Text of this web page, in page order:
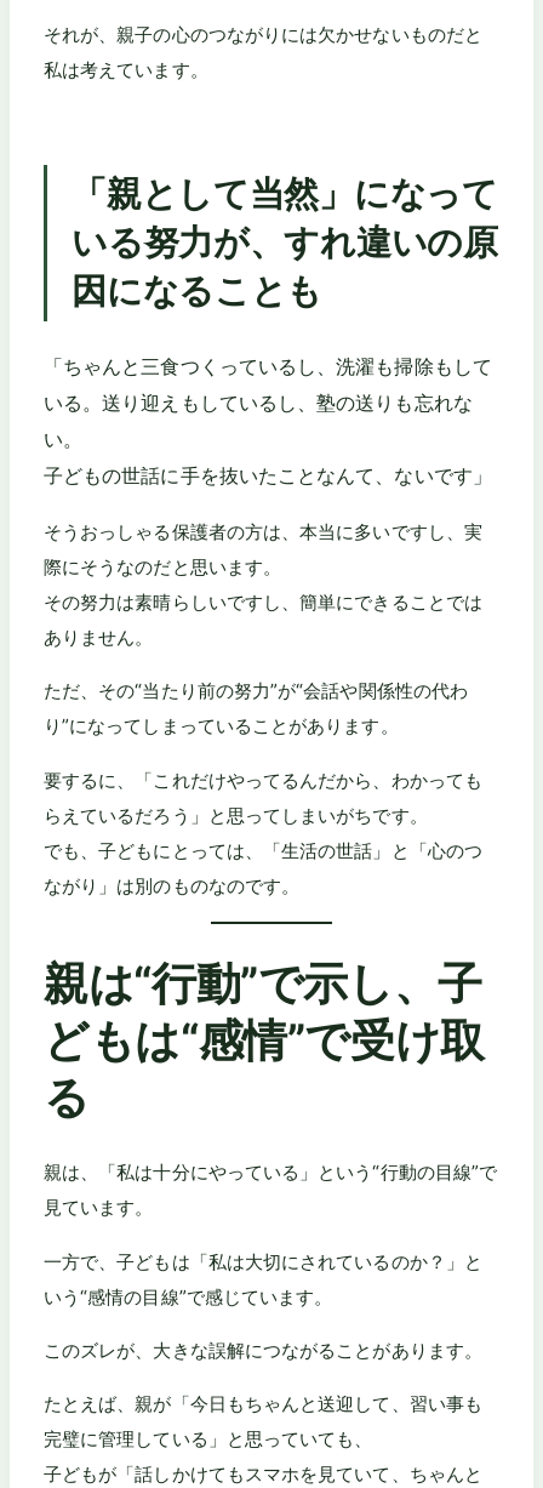
それが、親子の心のつながりには欠かせないものだと
私は考えています。
「親として当然」になって
いる努力が、すれ違いの原
因になることも
「ちゃんと三食つくっているし、洗濯も掃除もして
いる。送り迎えもしているし、塾の送りも忘れな
い。
子どもの世話に手を抜いたことなんて、ないです」
そうおっしゃる保護者の方は、本当に多いですし、実
際にそうなのだと思います。
その努力は素晴らしいですし、簡単にできることでは
ありません。
ただ、その“当たり前の努力”が“会話や関係性の代わ
り”になってしまっていることがあります。
要するに、「これだけやってるんだから、わかっても
らえているだろう」と思ってしまいがちです。
でも、子どもにとっては、「生活の世話」と「心のつ
ながり」は別のものなのです。
親は“行動”で示し、子
どもは“感情”で受け取
る
親は、「私は十分にやっている」という“行動の目線”で
見ています。
一方で、子どもは「私は大切にされているのか？」と
いう“感情の目線”で感じています。
このズレが、大きな誤解につながることがあります。
たとえば、親が「今日もちゃんと送迎して、習い事も
完璧に管理している」と思っていても、
子どもが「話しかけてもスマホを見ていて、ちゃんと